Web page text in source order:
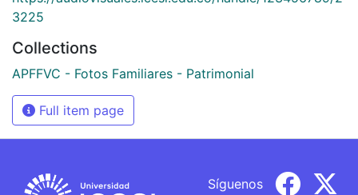
3225
Collections
APFFVC - Fotos Familiares - Patrimonial
Full item page
Síguenos